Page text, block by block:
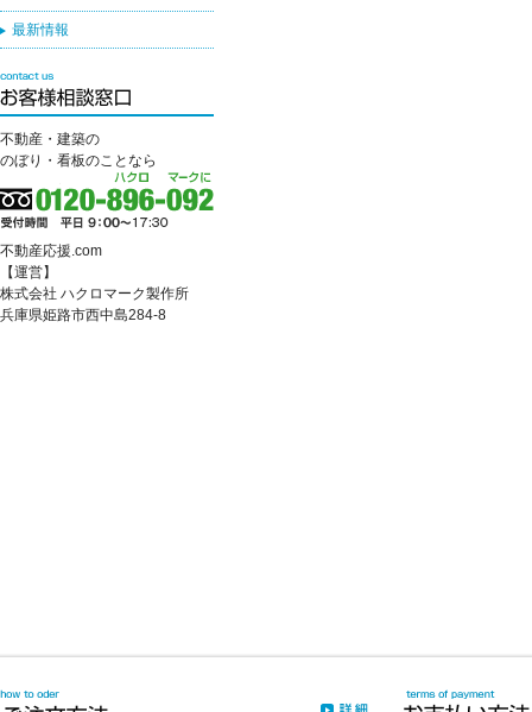
最新情報
不動産・建築の
のぼり・看板のことなら
不動産応援.com
【運営】
株式会社 ハクロマーク製作所
兵庫県姫路市西中島284-8